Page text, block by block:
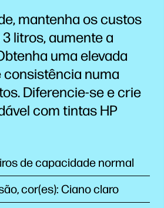
mantenha os custos
litros, aumente a
uma elevada
consistência numa
Diferencie-se e crie
com tintas HP
de capacidade normal
cor(es): Ciano claro